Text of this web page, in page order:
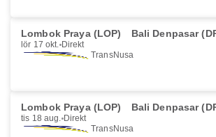
Lombok Praya (LOP) Bali Denpasar
lör 17 okt. Direkt
TransNusa
Lombok Praya (LOP) Bali Denpasar
tis 18 aug. Direkt
TransNusa